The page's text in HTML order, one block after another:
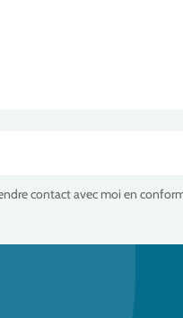
contact avec moi en